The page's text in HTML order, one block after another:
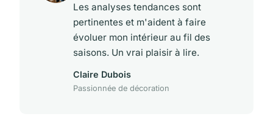
Les analyses tendances sont
pertinentes et m'aident à faire
évoluer mon intérieur au fil des
saisons. Un vrai plaisir à lire.
Claire Dubois
Passionnée de décoration